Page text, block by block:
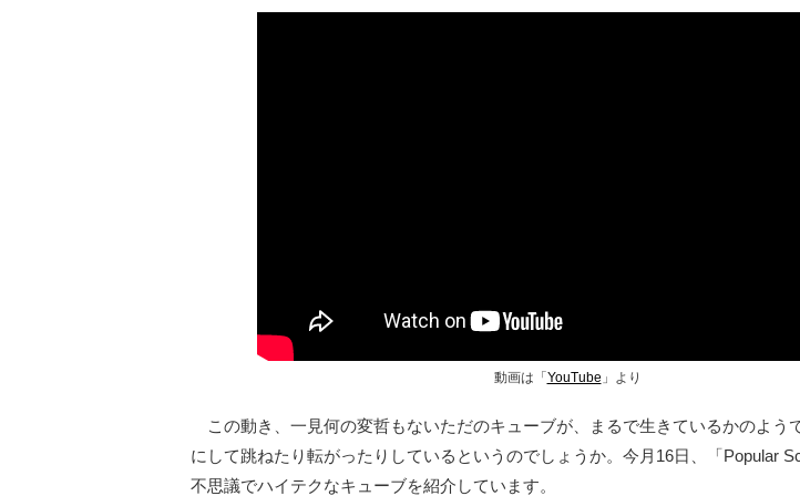
動画は「 YouTube 」より
この動き、一見何の変哲もないただのキューブが、まるで生きているかのよう
にして跳ねたり転がったりしているというのでしょうか。今月16日、「Popular
不思議でハイテクなキューブを紹介しています。